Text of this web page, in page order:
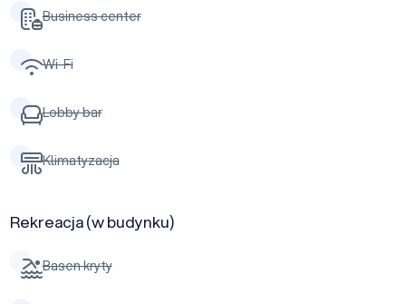
Business center
Wi-Fi
Lobby bar
Klimatyzacja
Rekreacja (w budynku)
Basen kryty